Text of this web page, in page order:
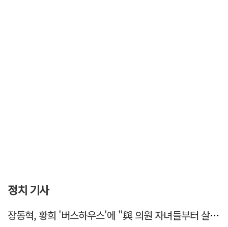
정치 기사
장동혁, 황희 '버스하우스'에 "與 의원 자녀들부터 살아보면 어떨까?"